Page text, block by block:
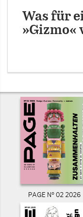
Was für
PAGE N° 02 2026